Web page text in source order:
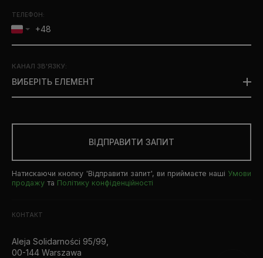
ТЕЛЕФОН:
КАНАЛ ЗВ'ЯЗКУ:
ВИБЕРІТЬ ЕЛЕМЕНТ
ВІДПРАВИТИ ЗАПИТ
Натискаючи кнопку 'Відправити запит', ви приймаєте наші Умови
продажута Політику конфіденційності
КОНТАКТ
Aleja Solidarności 95/99,
00-144 Warszawa